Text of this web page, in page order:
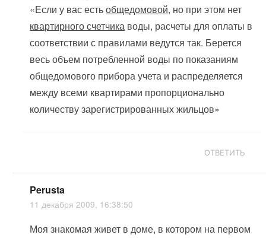
«Если у вас естьобщедомовой, но при этом нет
квартирного счетчика воды, расчеты для оплаты в
соответствии с правилами ведутся так. Берется
весь объем потребленной воды по показаниям
общедомового прибора учета и распределяется
между всеми квартирами пропорционально
количеству зарегистрированных жильцов»
ОТВЕТИТЬ
Perusta
11 декабря 2009, 16:38:50
Моя знакомая живет в доме, в котором на первом